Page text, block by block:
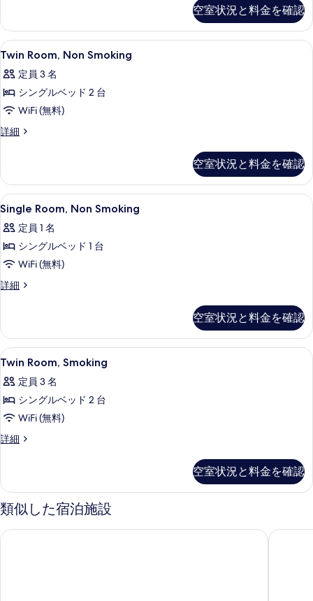
を
表
示
す
る
喫
煙
可
の
す
べ
て
真
を
表
示
す
ル
ー
ム
煙
可
詳
細
空室状況と料金を確認
Twin
Room,
Non
Smoking
の
す
の
写
真
を
表
す
遮光カーテン、アイロン / アイロン
3
Twin Room, Non Smoking
定員 3 名
シングルベッド 2 台
WiFi (無料)
詳細
Twin
の
詳
細
空室状況と料金を確認
Single
Room,
Non
Smoking
の
す
の
写
真
を
表
す
遮光カーテン、アイロン / アイロン
5
Single Room, Non Smoking
定員 1 名
シングルベッド 1 台
WiFi (無料)
詳細
Single
の
詳
細
空室状況と料金を確認
Twin
Room,
Smoking
の
す
べ
写
真
を
遮光カーテン、アイロン / アイロン
4
Twin Room, Smoking
定員 3 名
シングルベッド 2 台
WiFi (無料)
詳細
Twin
詳
細
空室状況と料金を確認
類似した宿泊施設
新潟京浜ホテル カント